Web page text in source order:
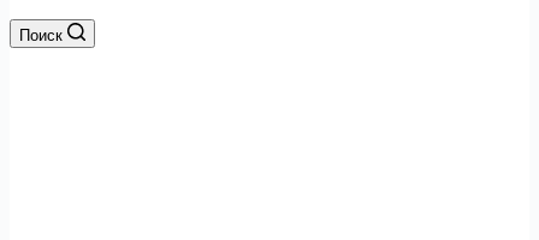
Поиск